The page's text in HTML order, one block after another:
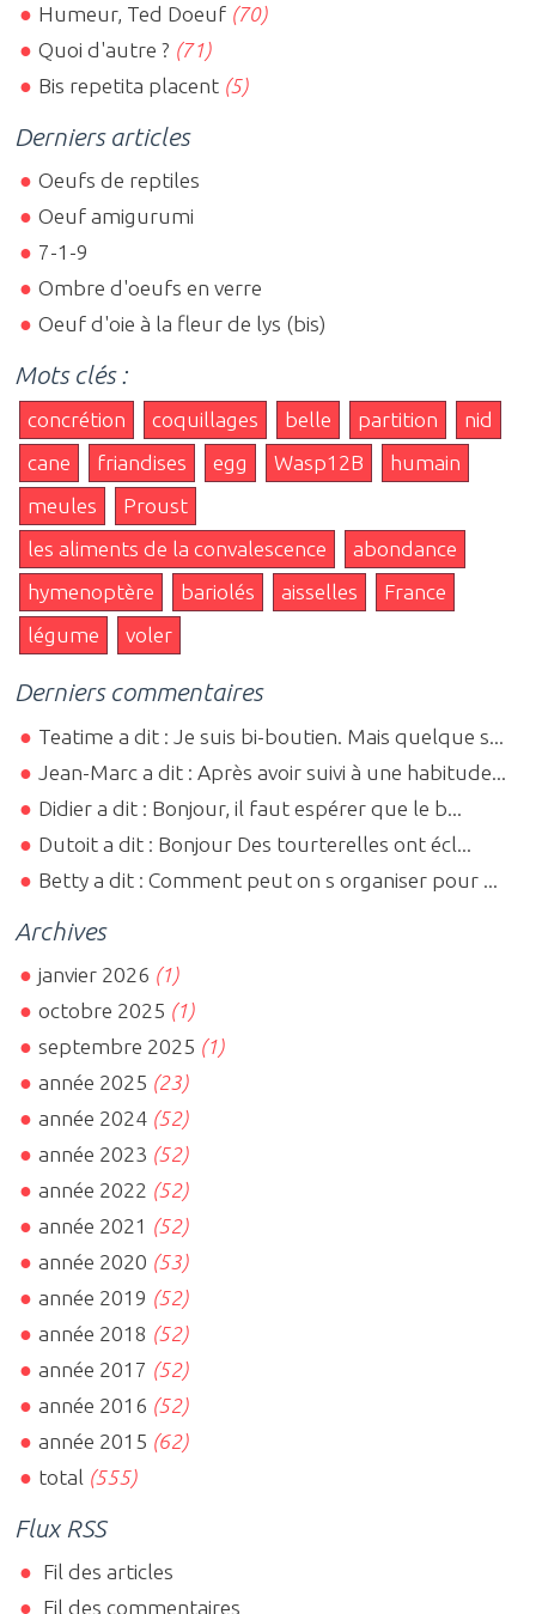
Humeur, Ted Doeuf (70)
Quoi d'autre ? (71)
Bis repetita placent (5)
Derniers articles
Oeufs de reptiles
Oeuf amigurumi
7-1-9
Ombre d'oeufs en verre
Oeuf d'oie à la fleur de lys (bis)
Mots clés :
concrétion coquillages belle partition
nid
cane
friandises egg Wasp12B
humain
meules
Proust
les aliments de la convalescence
abondance
hymenoptère
bariolés aisselles
France
légume
voler
Derniers commentaires
Teatime a dit : Je suis bi-boutien. Mais quelque s...
Jean-Marc a dit : Après avoir suivi à une habitude...
Didier a dit : Bonjour, il faut espérer que le b...
Dutoit a dit : Bonjour Des tourterelles ont écl...
Betty a dit : Comment peut on s organiser pour ...
Archives
janvier 2026 (1)
octobre 2025 (1)
septembre 2025 (1)
année 2025 (23)
année 2024 (52)
année 2023 (52)
année 2022 (52)
année 2021 (52)
année 2020 (53)
année 2019 (52)
année 2018 (52)
année 2017 (52)
année 2016 (52)
année 2015 (62)
total (555)
Flux RSS
Fil des articles
Fil des commentaires